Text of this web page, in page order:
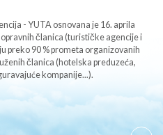
- YUTA osnovana je 16. aprila
članica (turističke agencije i
preko 90 % prometa organizovanih
članica (hotelska preduzeća,
kompanije...).